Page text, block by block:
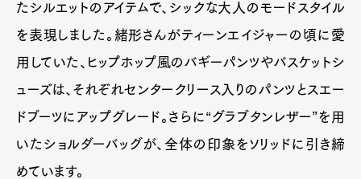
たシルエットのアイテムで、シックな大人のモードスタイル
を表現しました。緒形さんがティーンエイジャーの頃に愛
用していた、ヒップホップ風のバギーパンツやバスケットシ
ューズは、それぞれセンタークリース入りのパンツとスエー
ドブーツにアップグレード。さらに“グラブタンレザー”を用
いたショルダーバッグが、全体の印象をソリッドに引き締
めています。